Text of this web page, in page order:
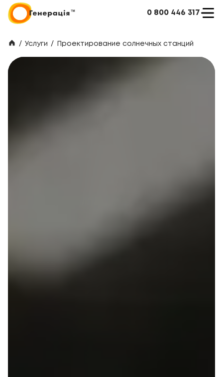
0 800 446 317
/ Услуги / Проектирование солнечных станций